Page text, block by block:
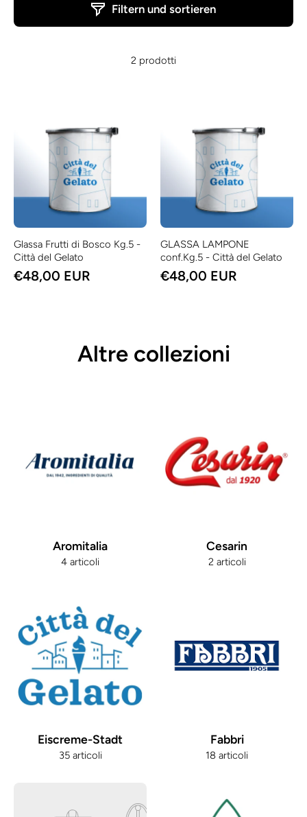
Filtern und sortieren
2 prodotti
Glassa Frutti di Bosco Kg.5 -
Città del Gelato
€48,00 EUR
GLASSA LAMPONE
conf.Kg.5 - Città del Gelato
€48,00 EUR
Altre collezioni
Aromitalia
4 articoli
Cesarin
2 articoli
Eiscreme-Stadt
35 articoli
Fabbri
18 articoli